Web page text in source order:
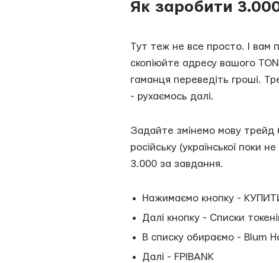
Як заробити
Тут теж не все просто. І вам
скопіюйте адресу вашого
гаманця переведіть гроші.
- рухаємось далі.
Задайте змінемо мову трейд
російську (української
3.000 за завдання.
Нажимаємо кнопку -
Далі кнопку - Списки
В списку обираємо - Blum
Далі - FPIBANK